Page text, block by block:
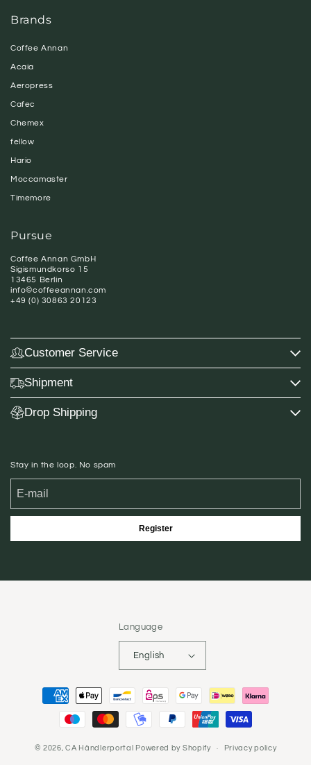
Brands
Coffee Annan
Acaia
Aeropress
Cafec
Chemex
fellow
Hario
Moccamaster
Timemore
Pursue
Coffee Annan GmbH
Sigismundkorso 15
13465 Berlin
info©coffeeannan.com
+49 (0) 30863 20123
Customer Service
Shipment
Drop Shipping
Stay in the loop. No spam
Register
Language
English
Payment
© 2026,CA Händlerportal Powered by Shopify Privacy policy